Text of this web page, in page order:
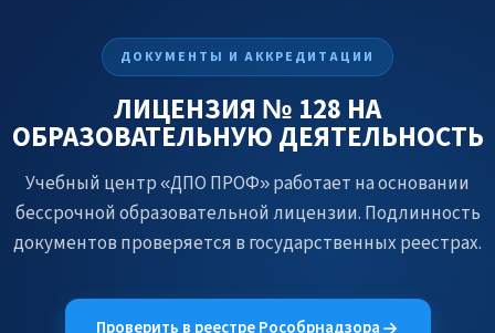
ДОКУМЕНТЫ И АККРЕДИТАЦИИ
ЛИЦЕНЗИЯ № 128 НА
ОБРАЗОВАТЕЛЬНУЮ ДЕЯТЕЛЬНОСТЬ
Учебный центр «ДПО ПРОФ» работает на основании
бессрочной образовательной лицензии. Подлинность
документов проверяется в государственных реестрах.
Проверить в реестре Рособрнадзора